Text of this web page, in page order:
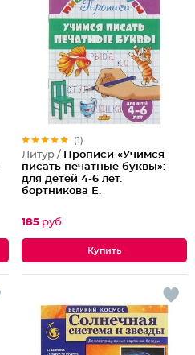
(1)
Литур / Прописи «Учимся
писать печатные буквы»:
для детей 4-6 лет.
бортникова Е.
185 руб